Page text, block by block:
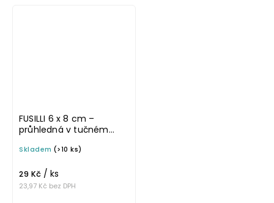
FUSILLI 6 x 8 cm –
průhledná v tučném
samolepka na
Skladem (>10 ks)
23,97 Kč bez DPH
29 Kč / ks